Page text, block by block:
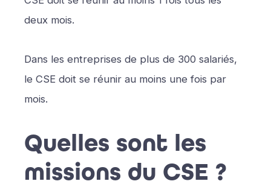
deux mois.
Dans les entreprises de plus de 300 salariés,
le CSE doit se réunir au moins une fois par
mois.
Quelles sont les
missions du CSE ?